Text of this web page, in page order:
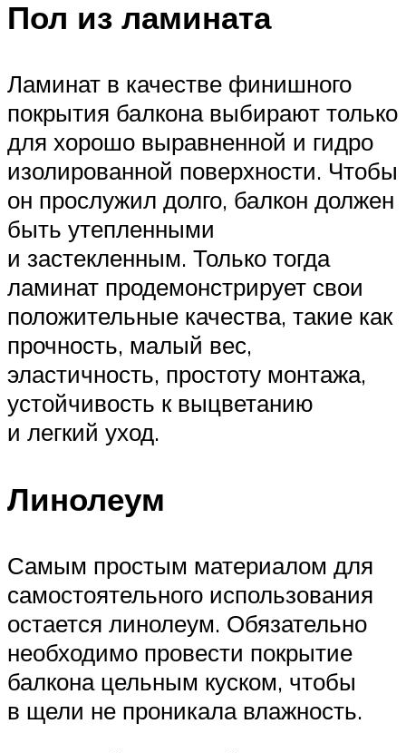
Пол из ламината
Ламинат в качестве финишного
покрытия балкона выбирают только
для хорошо выравненной и гидро
изолированной поверхности. Чтобы
он прослужил долго, балкон должен
быть утепленными
и застекленным. Только тогда
ламинат продемонстрирует свои
положительные качества, такие как
прочность, малый вес,
эластичность, простоту монтажа,
устойчивость к выцветанию
и легкий уход.
Линолеум
Самым простым материалом для
самостоятельного использования
остается линолеум. Обязательно
необходимо провести покрытие
балкона цельным куском, чтобы
в щели не проникала влажность.